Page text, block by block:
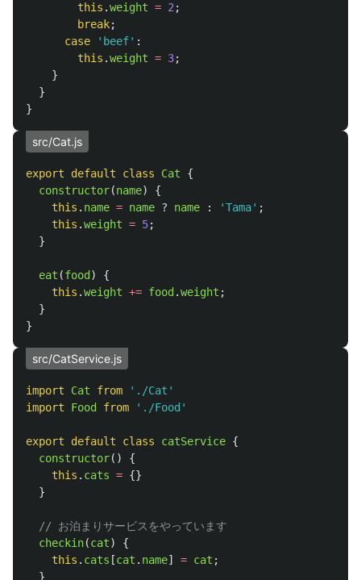
this .weight = 2 ;
break;
case
' beef' :
this .weight = 3;
}
}
}
src/Cat.js
export default class Cat
{
constructor(name)
{
this . name = name ? name : 'Tama' ;
this .weight = 5;
}
eat (food )
{
this .weight += food .weight ;
}
}
src/CatService.js
import Cat from ' ./Cat '
import
Food from ' ./Food '
export default class catService {
constructor()
{
this . cats = {}
}
// お泊まりサービスをやっています
checkin(cat)
{
this . cats [cat . name] = cat ;
}